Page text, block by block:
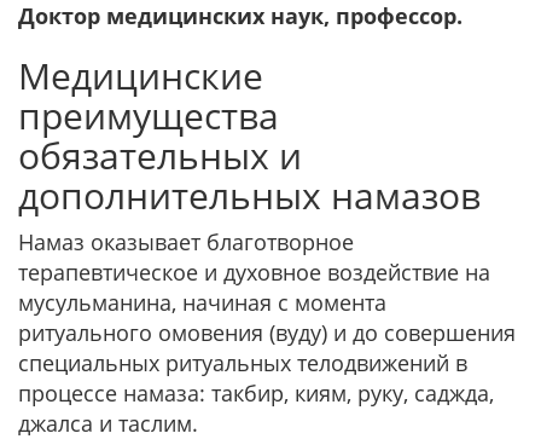
Доктор медицинских наук, профессор.
Медицинские
преимущества
обязательных и
дополнительных намазов
Намаз оказывает благотворное
терапевтическое и духовное воздействие на
мусульманина, начиная с момента
ритуального омовения (вуду) и до совершения
специальных ритуальных телодвижений в
процессе намаза: такбир, киям, руку, саджда,
джалса и таслим.